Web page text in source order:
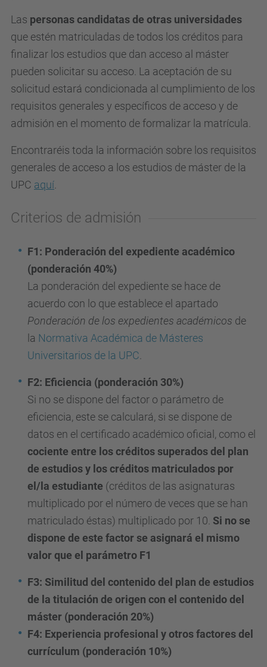
Las personas candidatas de otras universidades
que estén matriculadas de todos los créditos para
finalizar los estudios que dan acceso al máster
pueden solicitar su acceso. La aceptación de su
solicitud estará condicionada al cumplimiento de los
requisitos generales y específicos de acceso y de
admisión en el momento de formalizar la matrícula.
Encontraréis toda la información sobre los requisitos
generales de acceso a los estudios de máster de la
UPC aquí
Criterios de admisión
F1: Ponderación del expediente académico
(ponderación 40%)
La ponderación del expediente se hace de
acuerdo con lo que establece el apartado
Ponderación de los expedientes académicos de
la Normativa Académica de Másteres
Universitarios de la UPC
F2: Eficiencia (ponderación 30%)
Si no se dispone del factor o parámetro de
eficiencia, este se calculará, si se dispone de
datos en el certificado académico oficial, como el
cociente entre los créditos superados del plan
de estudios y los créditos matriculados por
el/la estudiante (créditos de las asignaturas
multiplicado por el número de veces que se han
matriculado éstas) multiplicado por 10. Si no se
dispone de este factor se asignará el mismo
valor que el parámetro F1
F3: Similitud del contenido del plan de estudios
de la titulación de origen con el contenido del
máster (ponderación 20%)
F4: Experiencia profesional y otros factores del
currículum (ponderación 10%)